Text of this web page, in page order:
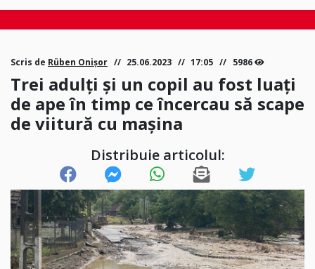
Scris de Rüben Onișor 25.06.2023 17:05 5986
Trei adulți și un copil au fost luați
de ape în timp ce încercau să scape
de viitură cu mașina
Distribuie articolul: